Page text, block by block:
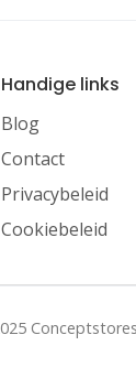
Handige links
Blog
Contact
Privacybeleid
Cookiebeleid